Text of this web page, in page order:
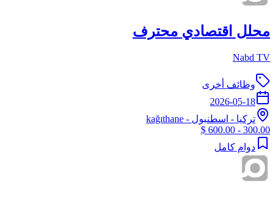
محلل اقتصادي محترف
Nabd TV
وظائف أخرى
2026-05-18
تركيا - اسطنبول - kağıthane
300.00 - 600.00 $
دوام كامل